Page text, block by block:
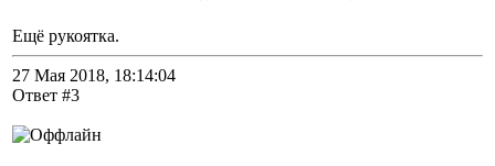
Ещё рукоятка.
27 Мая 2018, 18:14:04
Ответ #3